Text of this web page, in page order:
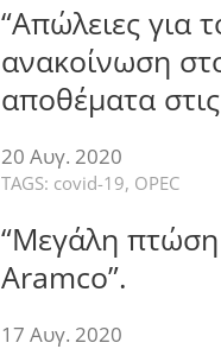
“Απώλειες για
ανακοίνωση
αποθέματα
20 Αυγ. 2020
TAGS: covid-19, OPEC
“Μεγάλη
Aramco”.
17 Αυγ. 2020